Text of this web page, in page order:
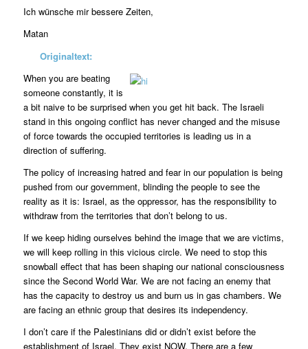
Ich wünsche mir bessere Zeiten,
Matan
Originaltext:
When you are beating
someone constantly, it is
a bit naive to be surprised when you get hit back. The Israeli
stand in this ongoing conflict has never changed and the misuse
of force towards the occupied territories is leading us in a
direction of suffering.
The policy of increasing hatred and fear in our population is being
pushed from our government, blinding the people to see the
reality as it is: Israel, as the oppressor, has the responsibility to
withdraw from the territories that don’t belong to us.
If we keep hiding ourselves behind the image that we are victims,
we will keep rolling in this vicious circle. We need to stop this
snowball effect that has been shaping our national consciousness
since the Second World War. We are not facing an enemy that
has the capacity to destroy us and burn us in gas chambers. We
are facing an ethnic group that desires its independency.
I don’t care if the Palestinians did or didn’t exist before the
establishment of Israel. They exist NOW. There are a few